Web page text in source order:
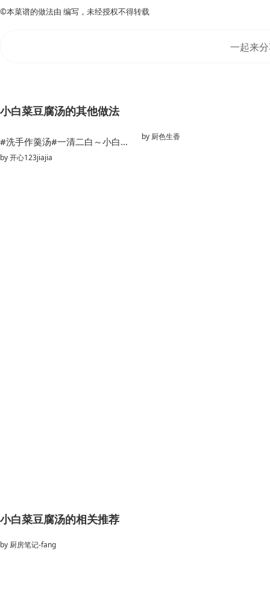
©本菜谱的做法由 编写，未经授权不得转载
一起来
小白菜豆腐汤的其他做法
#洗手作羹汤#一清二白～小白菜豆腐汤
by开心123jiajia
by 厨色生香
小白菜豆腐汤的相关推荐
by 厨房笔记-fang